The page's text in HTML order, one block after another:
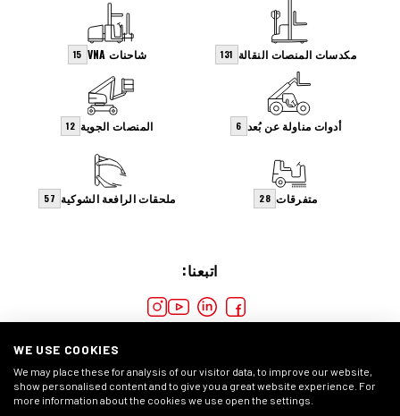
اتبعنا:
مكدسات المنصات النقالة 131 شاحنات VNA 15
أدوات مناولة عن بُعد 6 المنصات الجوية 12
متفرقات 28 ملحقات الرافعة الشوكية 57
WE USE COOKIES
We may place these for analysis of our visitor data, to improve our website,
show personalised content and to give you a great website experience. For
more information about the cookies we use open the settings.